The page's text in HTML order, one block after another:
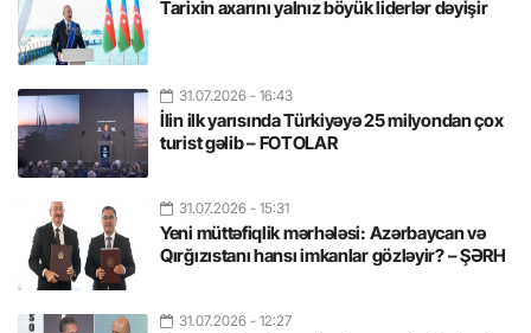
Tarixin axarını yalnız böyük liderlər dəyişir
31.07.2026 - 16:43
İlin ilk yarısında Türkiyəyə 25 milyondan çox
turist gəlib – FOTOLAR
31.07.2026 - 15:31
Yeni müttəfiqlik mərhələsi: Azərbaycan və
Qırğızıstanı hansı imkanlar gözləyir? – ŞƏRH
31.07.2026 - 12:27